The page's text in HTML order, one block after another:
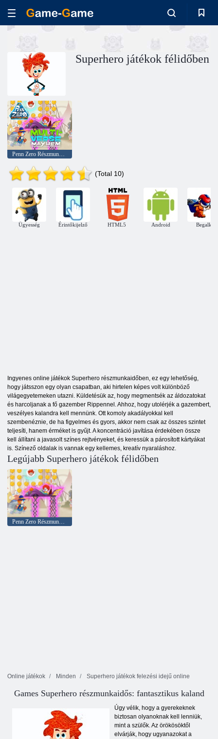
Superhero játékok félidőben
Penn Zero Részmunkaidős Hős Multiverse Mayhem
(Total 10)
Ügyesség Érintőkijelző HTML5 Android Begalki
Ingyenes online játékok Superhero részmunkaidőben, ez egy lehetőség,
hogy játsszon egy olyan csapatban, aki hirtelen képes volt különböző
világegyetemeken utazni. Küldetésük az, hogy megmentsék az áldozatokat
és harcoljanak a fő gazember Rippennel. Ahhoz, hogy utolérjék a gazembert,
veszélyes kalandra kell mennünk. Ott komoly akadályokkal kell
szembenéznie, de ha figyelmes és gyors, akkor nem csak az összes szintet
teljesíti, hanem érméket is gyűjt. A koncentráció javítása érdekében össze
kell állítani a javasolt színes rejtvényeket, és keressük a párosított kártyákat
is. Színező oldalak is vannak egy kellemes, kreatív nyaraláshoz.
Legújabb Superhero játékok félidőben
Penn Zero Részmunkaidős Hős Multiverse Mayhem
Online játékok Minden Superhero játékok felezési idejű online
Games Superhero részmunkaidős: fantasztikus kaland
Úgy vélik, hogy a gyerekeknek
biztosan olyanoknak kell lenniük,
mint a szülők. Az örökösöktől
elvárják, hogy ugyanazokat a